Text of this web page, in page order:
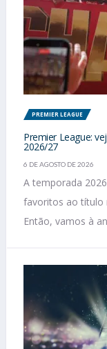
PREMIER LEAGUE
Premier League:
2026/27
6 DE AGOSTO DE 2026
A temporada
favoritos ao título
Então, vamos à